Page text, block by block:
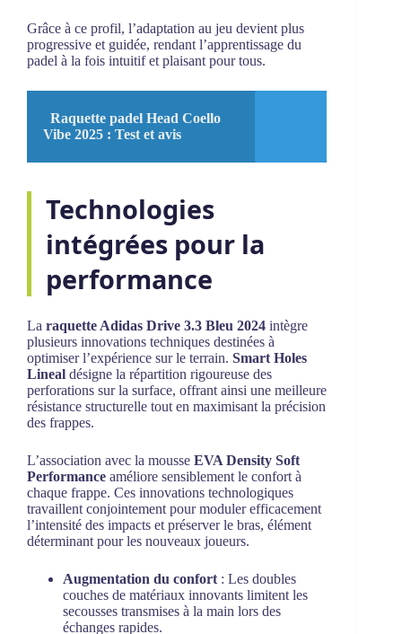
Grâce à ce profil, l’adaptation au jeu devient plus
progressive et guidée, rendant l’apprentissage du
padel à la fois intuitif et plaisant pour tous.
Raquette padel Head Coello
Vibe 2025 : Test et avis
Technologies
intégrées pour la
performance
La raquette Adidas Drive 3.3 Bleu 2024 intègre
plusieurs innovations techniques destinées à
optimiser l’expérience sur le terrain. Smart Holes
Lineal désigne la répartition rigoureuse des
perforations sur la surface, offrant ainsi une meilleure
résistance structurelle tout en maximisant la précision
des frappes.
L’association avec la mousse EVA Density Soft
Performance améliore sensiblement le confort à
chaque frappe. Ces innovations technologiques
travaillent conjointement pour moduler efficacement
l’intensité des impacts et préserver le bras, élément
déterminant pour les nouveaux joueurs.
Augmentation du confort: Les doubles
couches de matériaux innovants limitent les
secousses transmises à la main lors des
échanges rapides.